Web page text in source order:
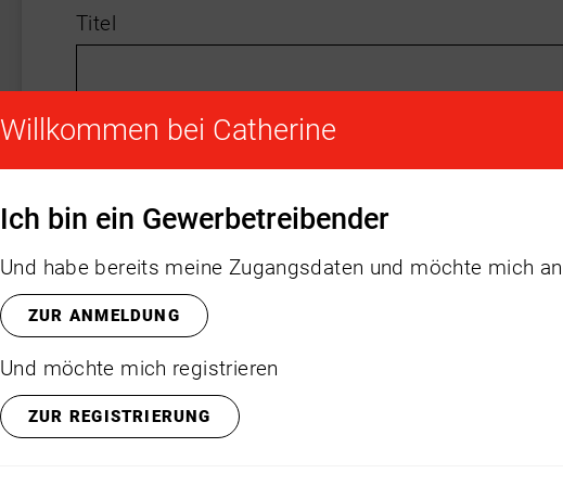
Titel
Vorname *
Familienname*
Firmenname
Straße*
Willkommen bei Catherine
Ich bin ein Gewerbetreibender
Und habe bereits meine Zugangsdaten und möchte mich
ZUR ANMELDUNG
Und möchte mich registrieren
ZUR REGISTRIERUNG